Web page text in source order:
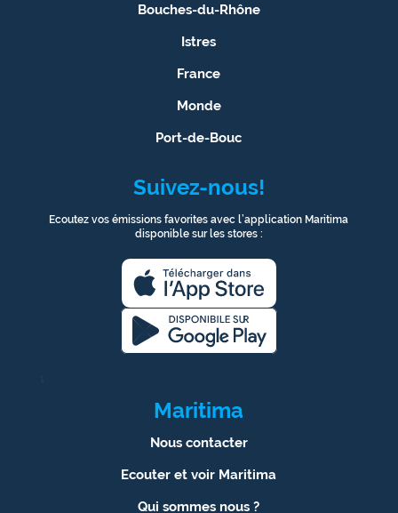
Bouches-du-Rhône
Istres
France
Monde
Port-de-Bouc
Suivez-nous!
Ecoutez vos émissions favorites avec l’application Maritima
disponible sur les stores :
1
Maritima
Nous contacter
Ecouter et voir Maritima
Qui sommes nous ?